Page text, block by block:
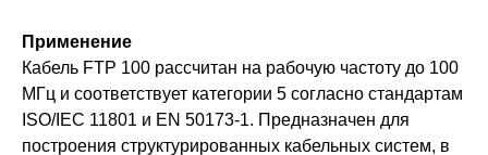
Применение
Кабель FTP 100 рассчитан на рабочую частоту до 100
МГц и соответствует категории 5 согласно стандартам
ISO/IEC 11801 и EN 50173-1. Предназначен для
построения структурированных кабельных систем, в